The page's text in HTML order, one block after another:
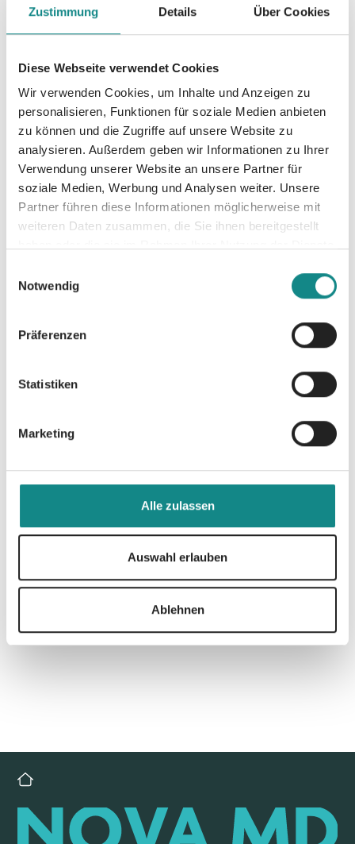
Zustimmung Details Über Cookies
Diese Webseite verwendet Cookies
Wir verwenden Cookies, um Inhalte und Anzeigen zu
personalisieren, Funktionen für soziale Medien anbieten
zu können und die Zugriffe auf unsere Website zu
analysieren. Außerdem geben wir Informationen zu Ihrer
Verwendung unserer Website an unsere Partner für
soziale Medien, Werbung und Analysen weiter. Unsere
Partner führen diese Informationen möglicherweise mit
weiteren Daten zusammen, die Sie ihnen bereitgestellt
Notwendig
Präferenzen
Statistiken
Marketing
Alle zulassen
Auswahl erlauben
Ablehnen
schafft sie etwas, das unbezahlbar ist: Sie
spendet Trost, schenkt Ruhe und
Atmosphäre und vermittelt Geborgenheit.
Die schönsten Momente hat Ivana Seger nun
in ihrem Buch „Der Emma-Effekt“
niedergeschrieben. Zahlreiche Fotos und
authentische Briefe von Angehörigen
ergänzen ihre ergreifenden Erinnerungen.
„Ivana Seger und Emma sind ein perfektes
Team; sie schaffen es, in den dunkelsten
Leserinnen und Lesern einen kleinen Einblick
in die besondere und enorm wichtige Arbeit
der beiden.“ (Der Hundeprofi Martin Rütter)